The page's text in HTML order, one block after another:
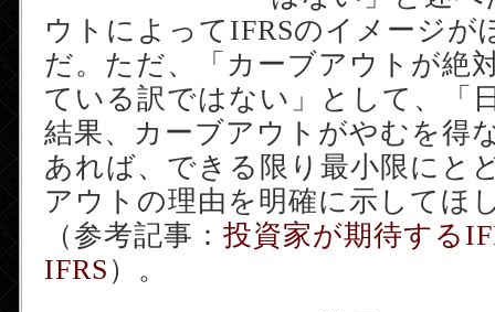
ウトによってIFRSのイメージが
だ。ただ、「カーブアウトが絶
ている訳ではない」として、「
結果、カーブアウトがやむを得
あれば、できる限り最小限にと
アウトの理由を明確に示してほ
（参考記事： 投資家が期待する
IFRS ）。